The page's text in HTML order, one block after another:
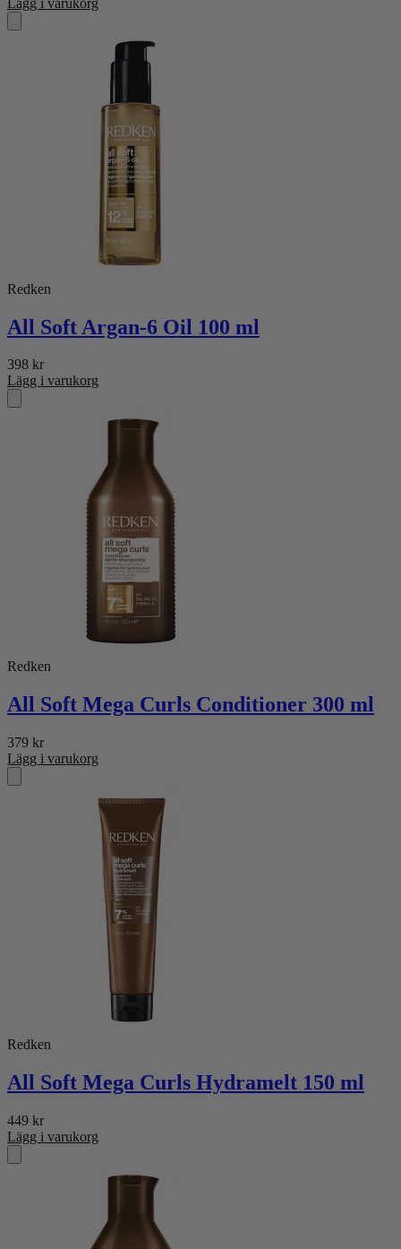
Redken
All Soft Argan-6 Oil 100 ml
398 kr
Lägg i varukorg
Redken
All Soft Mega Curls Conditioner 300 ml
379 kr
Lägg i varukorg
Redken
All Soft Mega Curls Hydramelt 150 ml
449 kr
Lägg i varukorg